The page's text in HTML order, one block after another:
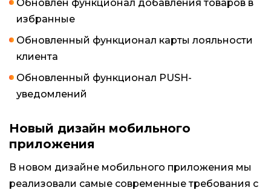
Обновлен функционал добавления товаров в
избранные
Обновленный функционал карты лояльности
клиента
Обновленный функционал PUSH-
уведомлений
Новый дизайн мобильного
приложения
В новом дизайне мобильного приложения мы
реализовали самые современные требования с